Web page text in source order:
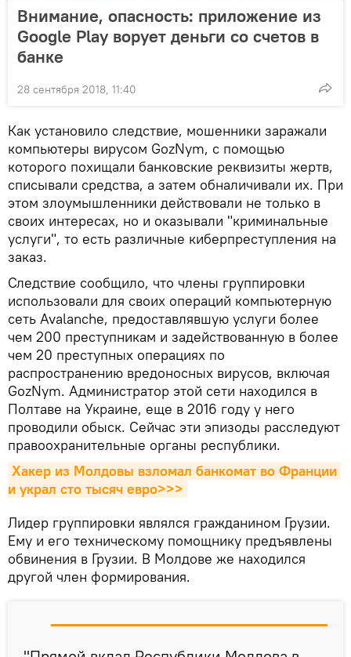
Внимание, опасность: приложение из
Google Play ворует деньги со счетов в
банке
28 сентября 2018, 11:40
Как установило следствие, мошенники заражали
компьютеры вирусом GozNym, с помощью
которого похищали банковские реквизиты жертв,
списывали средства, а затем обналичивали их. При
этом злоумышленники действовали не только в
своих интересах, но и оказывали "криминальные
услуги", то есть различные киберпреступления на
заказ.
Следствие сообщило, что члены группировки
использовали для своих операций компьютерную
сеть Avalanche, предоставлявшую услуги более
чем 200 преступникам и задействованную в более
чем 20 преступных операциях по
распространению вредоносных вирусов, включая
GozNym. Администратор этой сети находился в
Полтаве на Украине, еще в 2016 году у него
проводили обыск. Сейчас эти эпизоды расследуют
правоохранительные органы республики.
Хакер из Молдовы взломал банкомат во Франции
и украл сто тысяч евро>>>
Лидер группировки являлся гражданином Грузии.
Ему и его техническому помощнику предъявлены
обвинения в Грузии. В Молдове же находился
другой член формирования.